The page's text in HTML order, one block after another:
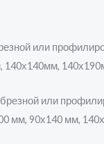
или
140х140мм,
или
мм, 90х140 мм,